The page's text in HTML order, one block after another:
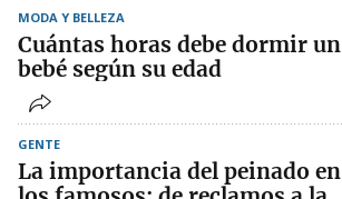
MODA Y BELLEZA
Cuántas horas debe dormir un
bebé según su edad
GENTE
La importancia del peinado en